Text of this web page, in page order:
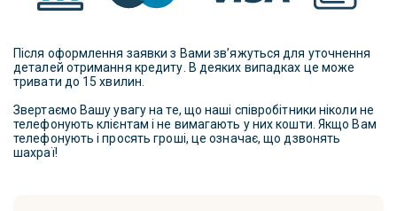
Після оформлення заявки з Вами зв’яжуться для уточнення
деталей отримання кредиту. В деяких випадках це може
тривати до 15 хвилин.
Звертаємо Вашу увагу на те, що наші співробітники ніколи не
телефонують клієнтам і не вимагають у них кошти. Якщо Вам
телефонують і просять гроші, це означає, що дзвонять
шахраї!